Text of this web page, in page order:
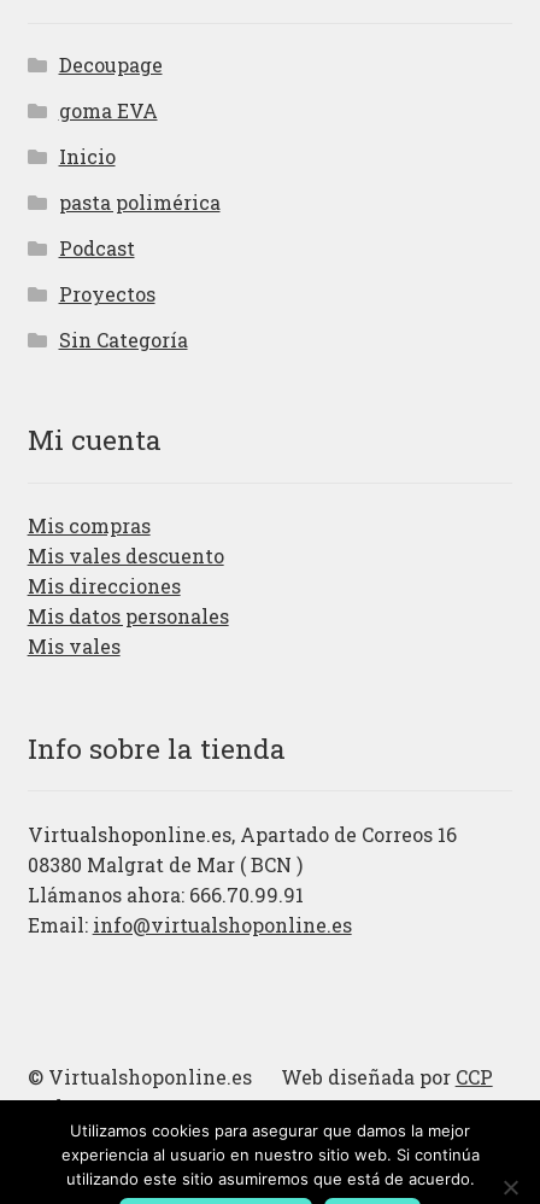
Decoupage
goma EVA
Inicio
pasta polimérica
Podcast
Proyectos
Sin Categoría
Mi cuenta
Mis compras
Mis vales descuento
Mis direcciones
Mis datos personales
Mis vales
Info sobre la tienda
Virtualshoponline.es, Apartado de Correos 16
08380 Malgrat de Mar ( BCN )
Llámanos ahora: 666.70.99.91
Email: info@virtualshoponline.es
© Virtualshoponline.es Web diseñada por CCP
Cadena
Cucharas de madera
Utilizamos cookies para asegurar que damos la mejor
experiencia al usuario en nuestro sitio web. Si continúa
utilizando este sitio asumiremos que está de acuerdo.